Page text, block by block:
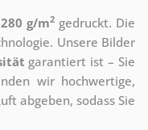
280 g/m2 gedruckt. Die
Unsere Bilder
garantiert ist – Sie
wir hochwertige,
abgeben, sodass Sie